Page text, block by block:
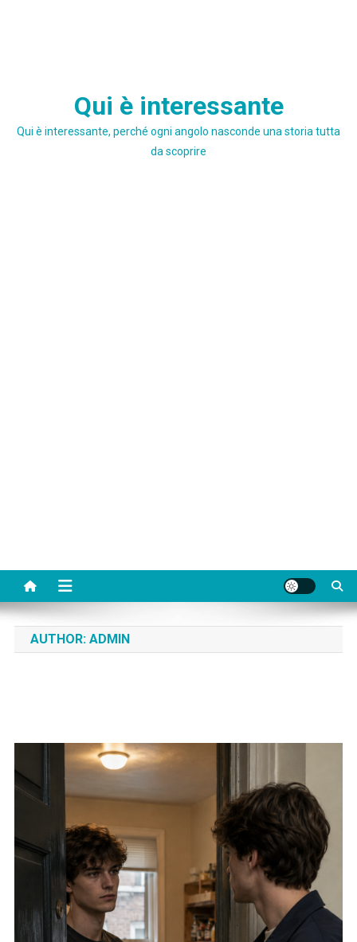
Qui è interessante
Qui è interessante, perché ogni angolo nasconde una storia tutta
da scoprire
AUTHOR: ADMIN